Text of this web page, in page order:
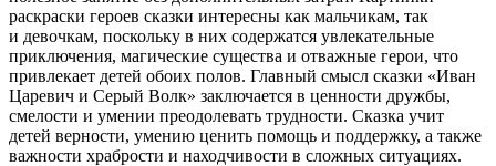
раскраски героев сказки интересны как мальчикам, так
и девочкам, поскольку в них содержатся увлекательные
приключения, магические существа и отважные герои, что
привлекает детей обоих полов. Главный смысл сказки «Иван
Царевич и Серый Волк» заключается в ценности дружбы,
смелости и умении преодолевать трудности. Сказка учит
детей верности, умению ценить помощь и поддержку, а также
важности храбрости и находчивости в сложных ситуациях.